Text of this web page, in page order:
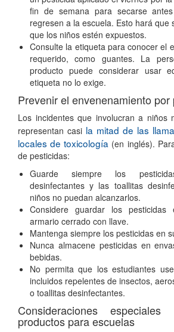
fin de semana para secarse
regresen a la escuela. Esto hará que
que los niños estén expuestos.
Consulte la etiqueta para conocer el
requerido, como guantes. La
producto puede considerar usar
etiqueta no lo exige.
Prevenir el envenenamiento por
Los incidentes que involucran a niños
representan casi la mitad de las
locales de toxicología (en inglés).
de pesticidas:
Guarde siempre los
desinfectantes y las toallitas
niños no puedan alcanzarlos.
Considere guardar los
armario cerrado con llave.
Mantenga siempre los pesticidas en
Nunca almacene pesticidas en
bebidas.
No permita que los estudiantes
incluidos repelentes de insectos,
o toallitas desinfectantes.
Consideraciones
productos para escuelas